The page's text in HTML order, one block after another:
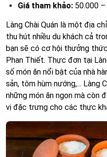
Giá tham khảo: 50.000
Làng Chài Quán là một địa
thu hút nhiều du khách cả
bạn sẽ có cơ hội thưởng
Phan Thiết. Thực đơn tại
số món ăn nổi bật của nhà
sản, tôm hùm nướng,... Làng
những món ăn ngon mà còn
vị đặc trưng cho các thực